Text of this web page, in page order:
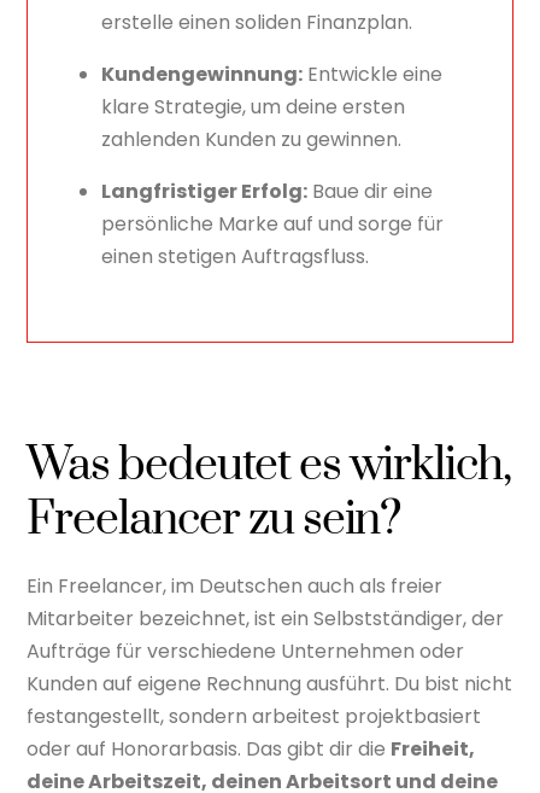
erstelle einen soliden Finanzplan.
Kundengewinnung: Entwickle eine
klare Strategie, um deine ersten
zahlenden Kunden zu gewinnen.
Langfristiger Erfolg: Baue dir eine
persönliche Marke auf und sorge für
einen stetigen Auftragsfluss.
Was bedeutet es wirklich,
Freelancer zu sein?
Ein Freelancer, im Deutschen auch als freier
Mitarbeiter bezeichnet, ist ein Selbstständiger, der
Aufträge für verschiedene Unternehmen oder
Kunden auf eigene Rechnung ausführt. Du bist nicht
festangestellt, sondern arbeitest projektbasiert
oder auf Honorarbasis. Das gibt dir die Freiheit,
deine Arbeitszeit, deinen Arbeitsort und deine